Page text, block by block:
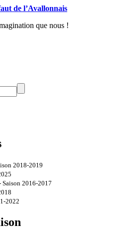
de l’Avallonnais
que nous !
2018-2019
Saison 2016-2017
2022